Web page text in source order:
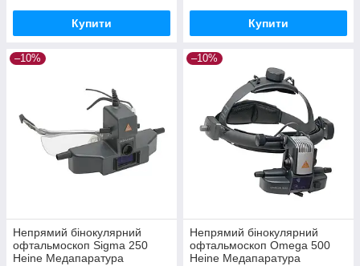
Купити Купити
–10%
Непрямий бінокулярний
офтальмоскоп Sigma 250
Heine Медапаратура
–10%
Непрямий бінокулярний
офтальмоскоп Omega 500
Heine Медапаратура